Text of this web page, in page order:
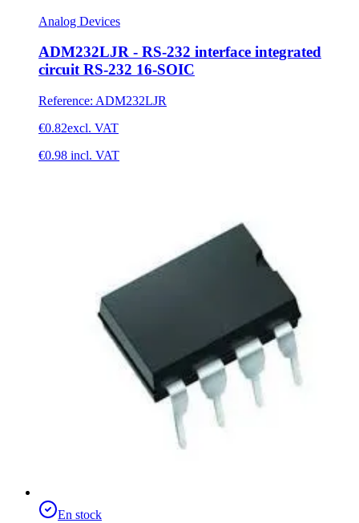
Analog Devices
ADM232LJR - RS-232 interface integrated
circuit RS-232 16-SOIC
Reference: ADM232LJR
€0.82excl. VAT
€0.98 incl. VAT
En stock